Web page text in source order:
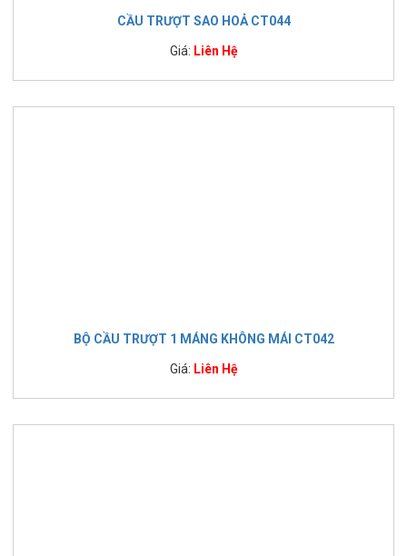
CẦU TRƯỢT SAO HOẢ CT044
Giá: Liên Hệ
BỘ CẦU TRƯỢT 1 MÁNG KHÔNG MÁI CT042
Giá: Liên Hệ